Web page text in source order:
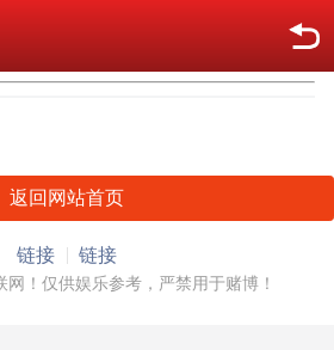
返回网站首页
链接 链接
网！仅供娱乐参考，严禁用于赌博！